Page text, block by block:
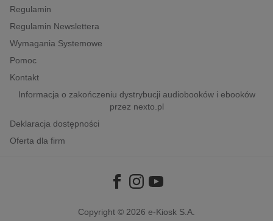
inne
popularno-naukowe
historia
Regulamin
Regulamin Newslettera
Wymagania Systemowe
Pomoc
Kontakt
Informacja o zakończeniu dystrybucji audiobooków i ebooków
przez nexto.pl
Deklaracja dostępności
Oferta dla firm
Copyright © 2026 e-Kiosk S.A.